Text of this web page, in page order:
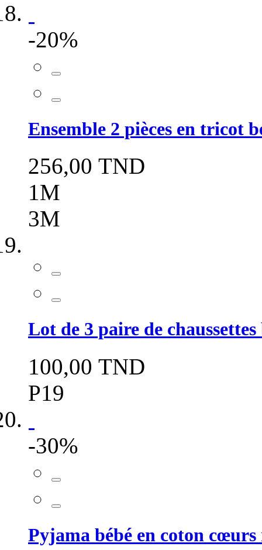
-20%
Ensemble 2 pièces en tricot
256,00 TND
1M
3M
Lot de 3 paire de
100,00 TND
P19
-30%
Pyjama bébé en coton cœurs